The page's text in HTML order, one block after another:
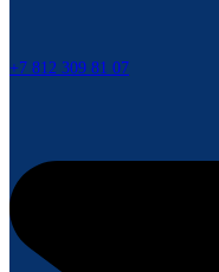
+7 812 309 81 07